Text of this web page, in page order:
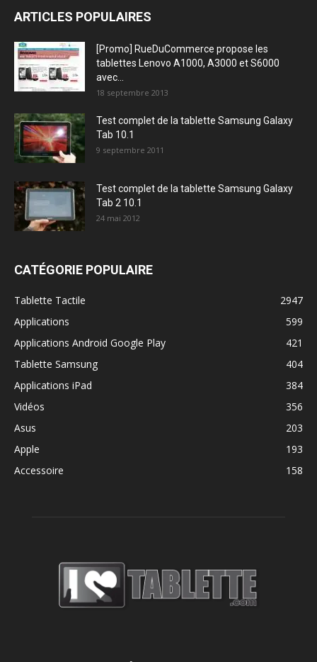
ARTICLES POPULAIRES
[Promo] RueDuCommerce propose les
tablettes Lenovo A1000, A3000 et S6000
avec...
18 septembre 2013
Test complet de la tablette Samsung Galaxy
Tab 10.1
9 septembre 2011
Test complet de la tablette Samsung Galaxy
Tab 2 10.1
24 mai 2012
CATÉGORIE POPULAIRE
Tablette Tactile
2947
Applications
599
Applications Android Google Play
421
Tablette Samsung
404
Applications iPad
384
Vidéos
356
Asus
203
Apple
193
Accessoire
158